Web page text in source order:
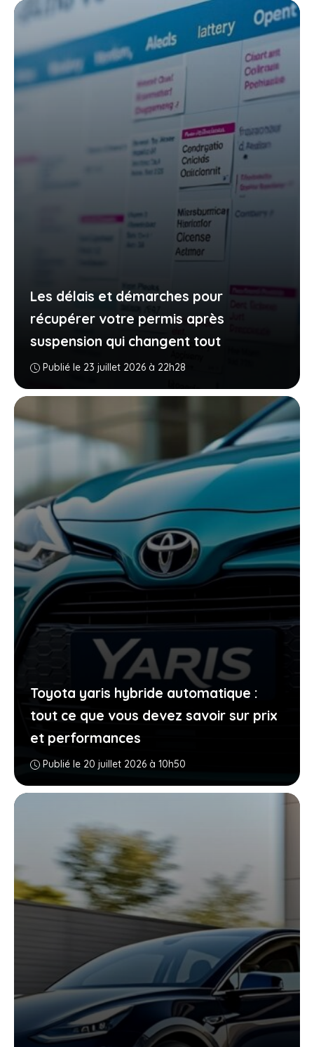
Les délais et démarches pour
récupérer votre permis après
suspension qui changent tout
Publié le 23 juillet 2026 à 22h28
Toyota yaris hybride automatique :
tout ce que vous devez savoir sur prix
et performances
Publié le 20 juillet 2026 à 10h50